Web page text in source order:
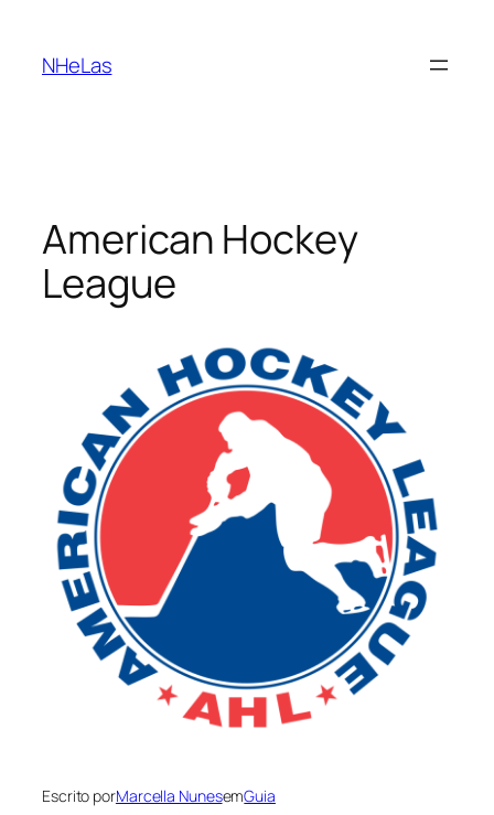
NHeLas
American Hockey
League
Escrito porMarcella NunesemGuia